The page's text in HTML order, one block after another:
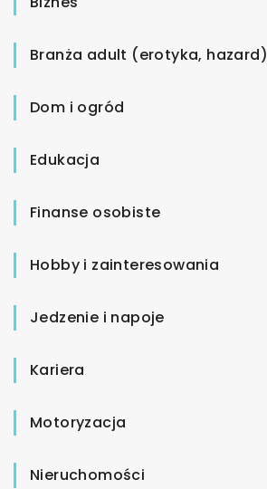
Branża adult (erotyka, hazard)
Dom i ogród
Edukacja
Finanse osobiste
Hobby i zainteresowania
Jedzenie i napoje
Kariera
Motoryzacja
Nieruchomości